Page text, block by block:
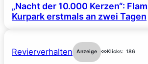
„Nacht der 10.000 Kerzen“:
Kurpark erstmals an zwei Tagen
Revierverhalten Anzeige Klicks: 186